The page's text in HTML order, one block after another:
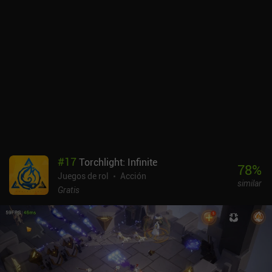
agricultura no me pareció demasiado divertida ni siquiera
necesaria, el juego me proporcionó muchas horas de juego RPG de
acción realmente divertido.
#17Torchlight: Infinite
Juegos de rol
Acción
Gratis
78%
similar